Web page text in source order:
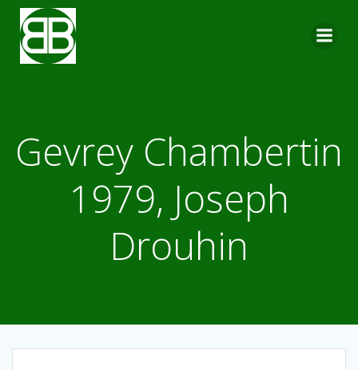
Aller
contenu
Gevrey Chambertin
1979, Joseph
Drouhin